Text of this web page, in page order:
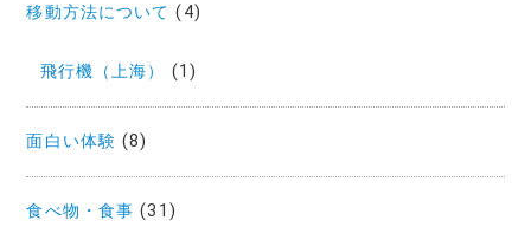
移動方法について (4)
飛行機（上海） (1)
面白い体験 (8)
食べ物・食事 (31)